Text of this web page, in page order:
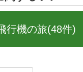
行機の旅(48件)